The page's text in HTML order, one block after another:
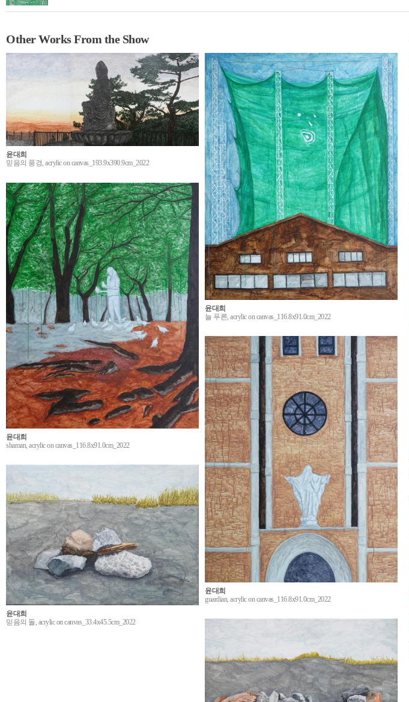
Other Works From the Show
윤대희
믿음의 풍경, acrylic on canvas_193.9x390.9cm_2022
윤대희
늘 푸른, acrylic on canvas_116.8x91.0cm_2022
윤대희
shaman, acrylic on canvas_116.8x91.0cm_2022
윤대희
guardian, acrylic on canvas_116.8x91.0cm_2022
윤대희
믿음의 돌, acrylic on canvas_33.4x45.5cm_2022